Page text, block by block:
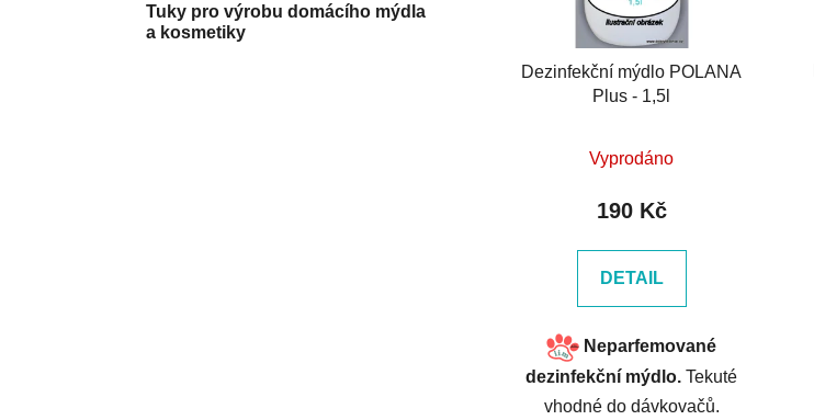
Tuky pro výrobu domácího mýdla
a kosmetiky
Dezinfekční mýdlo POLANA
Plus - 1,5l
Vyprodáno
190 Kč
DETAIL
Neparfemované
dezinfekční mýdlo. Tekuté
vhodné do dávkovačů.